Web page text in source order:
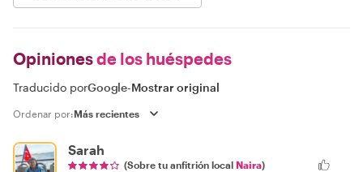
Opinionesde los huéspedes
Traducido porGoogle-Mostrar original
Ordenar por:
Sarah
(Sobre tu anfitrión local Naira)